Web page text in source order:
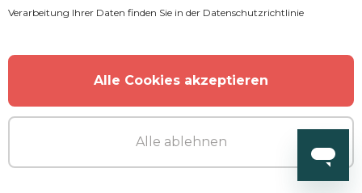
16000+ Kostenlose PSD-Flyervorlagen © 2026. Alle
Rechte vorbehalten.
PageId: db2c69c4c3d7f227943136af9894ea88edc024b6
TotalTime: 0.498
Verarbeitung Ihrer Daten finden Sie in der Datenschutzrichtlinie
Alle Cookies akzeptieren
Alle ablehnen